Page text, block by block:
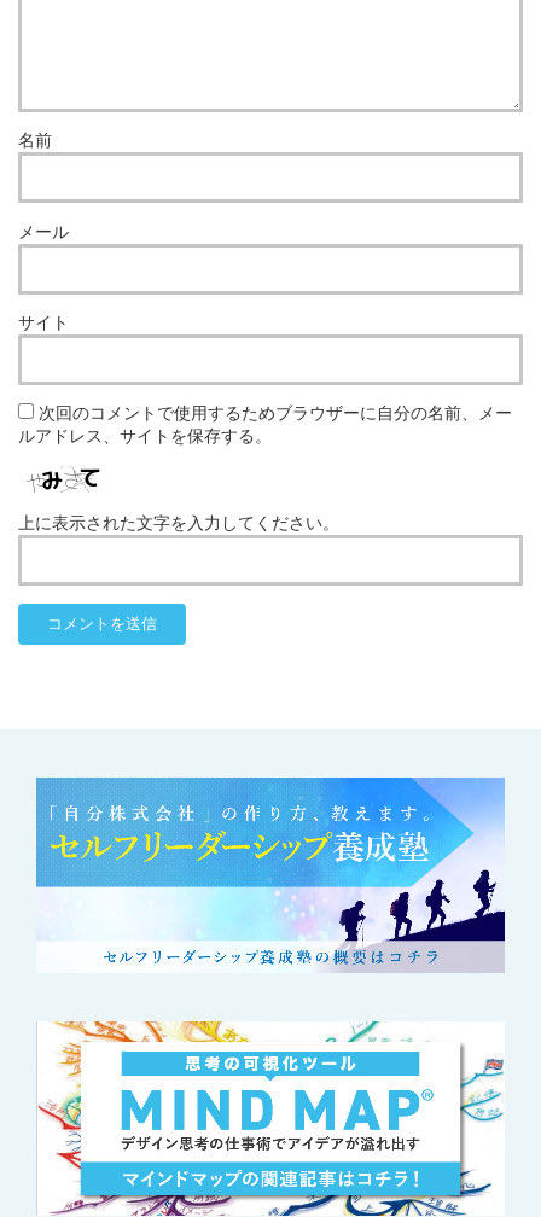
名前
メール
サイト
次回のコメントで使用するためブラウザーに自分の名前、メー
ルアドレス、サイトを保存する。
上に表示された文字を入力してください。